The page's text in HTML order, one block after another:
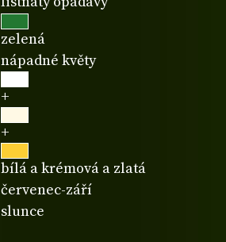
zelená
nápadné květy
+
+
bílá a krémová a zlatá
červenec-září
slunce